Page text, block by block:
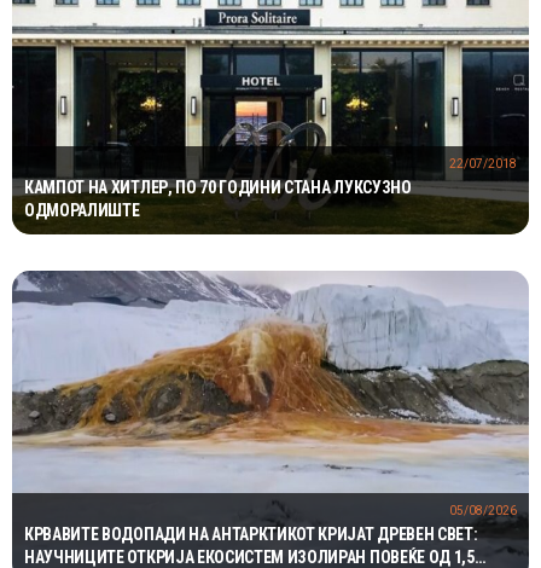
КАМПОТ НА ХИТЛЕР, ПО 70 ГОДИНИ СТАНА ЛУКСУЗНО
ОДМОРАЛИШТЕ
22/07/2018
КРВАВИТЕ ВОДОПАДИ НА АНТАРКТИКОТ КРИЈАТ ДРЕВЕН СВЕТ:
НАУЧНИЦИТЕ ОТКРИЈА ЕКОСИСТЕМ ИЗОЛИРАН ПОВЕЌЕ ОД 1,5
05/08/2026